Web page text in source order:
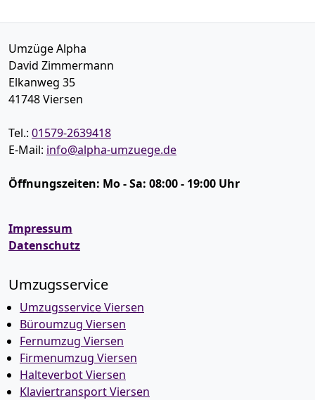
Umzüge Alpha
David Zimmermann
Elkanweg 35
41748Viersen
Tel.: 01579-2639418
E-Mail: info@alpha-umzuege.de
Öffnungszeiten: Mo - Sa: 08:00 - 19:00 Uhr
Impressum
Datenschutz
Umzugsservice
Umzugsservice Viersen
Büroumzug Viersen
Fernumzug Viersen
Firmenumzug Viersen
Halteverbot Viersen
Klaviertransport Viersen